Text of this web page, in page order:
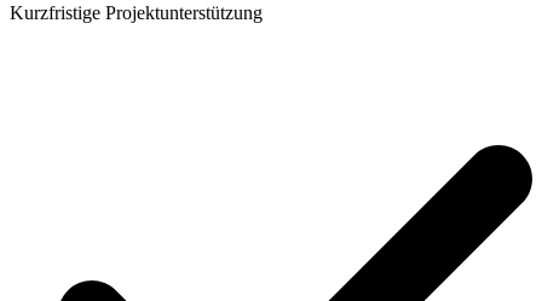
Kurzfristige Projektunterstützung